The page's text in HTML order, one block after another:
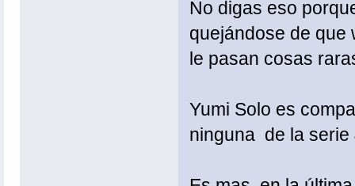
No digas eso
quejándose de que
le pasan cosas
Yumi Solo es
ninguna de la serie